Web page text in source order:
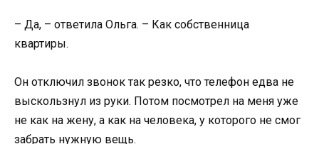
– Да, – ответила Ольга. – Как собственница
квартиры.
Он отключил звонок так резко, что телефон едва не
выскользнул из руки. Потом посмотрел на меня уже
не как на жену, а как на человека, у которого не смог
забрать нужную вещь.